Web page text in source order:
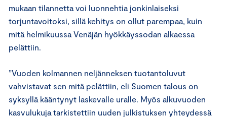
mukaan tilannetta voi luonnehtia jonkinlaiseksi
torjuntavoitoksi, sillä kehitys on ollut parempaa, kuin
mitä helmikuussa Venäjän hyökkäyssodan alkaessa
pelättiin.
”Vuoden kolmannen neljänneksen tuotantoluvut
vahvistavat sen mitä pelättiin, eli Suomen talous on
syksyllä kääntynyt laskevalle uralle. Myös alkuvuoden
kasvulukuja tarkistettiin uuden julkistuksen yhteydessä